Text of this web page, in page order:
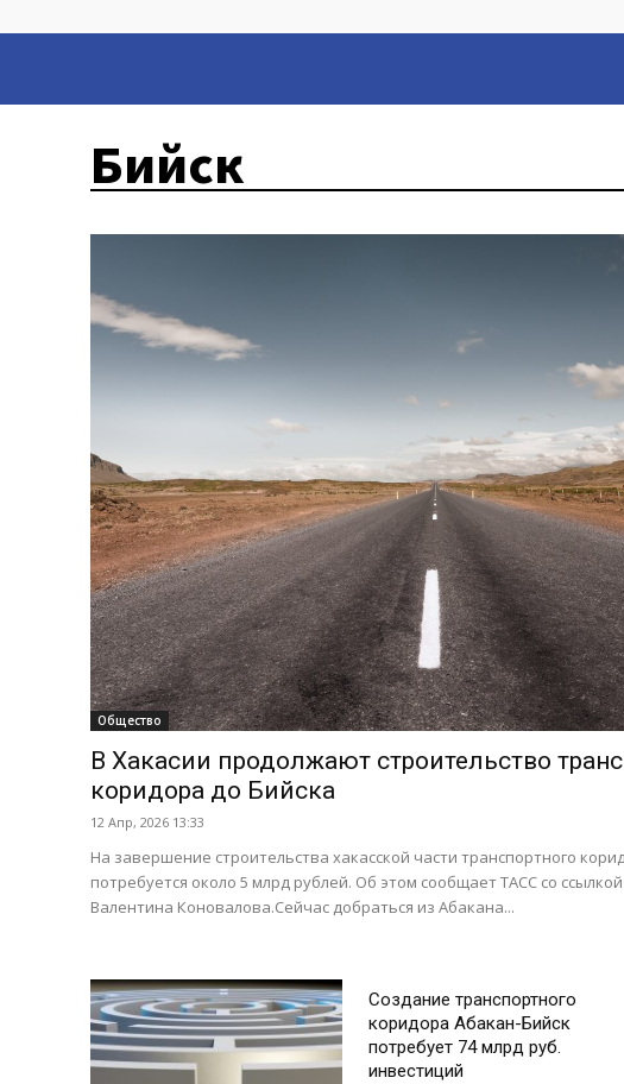
Бийск
Общество
В Хакасии продолжают строительство
коридора до Бийска
12 Апр, 2026 13:33
На завершение строительства хакасской части транспортного
потребуется около 5 млрд рублей. Об этом сообщает ТАСС со
Валентина Коновалова.Сейчас добраться из Абакана...
Создание транспортного
коридора Абакан-Бийск
потребует 74 млрд руб.
инвестиций